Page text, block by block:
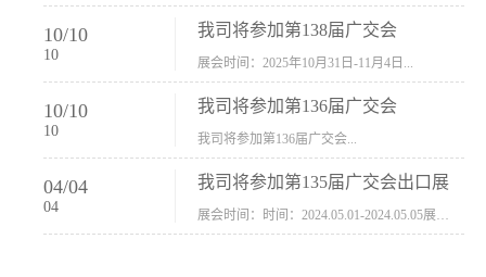
10/10
10
我司将参加第138届广交会
展会时间：2025年10月31日-11月4日...
10/10
10
我司将参加第136届广交会
我司将参加第136届广交会...
04/04
04
我司将参加第135届广交会出口展
展会时间：时间：2024.05.01-2024.05.05展会地址：中国进出口商品交易会展馆福建康莱宝公司展位号12.1G37-38、H11-12，浙江康莱宝展位号17.1B23-24、C19-20...